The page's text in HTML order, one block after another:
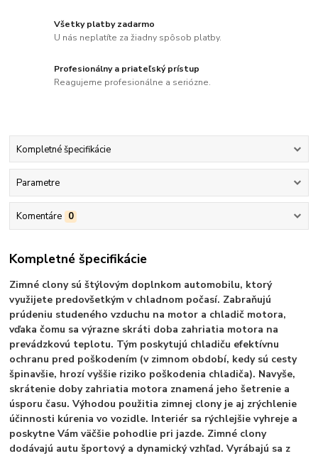
Všetky platby zadarmo
U nás neplatíte za žiadny spôsob platby.
Profesionálny a priateľský prístup
Reagujeme profesionálne a seriózne.
Kompletné špecifikácie
Parametre
Komentáre 0
Kompletné špecifikácie
Zimné clony sú štýlovým doplnkom automobilu, ktorý
využijete predovšetkým v chladnom počasí. Zabraňujú
prúdeniu studeného vzduchu na motor a chladič motora,
vďaka čomu sa výrazne skráti doba zahriatia motora na
prevádzkovú teplotu. Tým poskytujú chladiču efektívnu
ochranu pred poškodením (v zimnom období, kedy sú cesty
špinavšie, hrozí vyššie riziko poškodenia chladiča). Navyše,
skrátenie doby zahriatia motora znamená jeho šetrenie a
úsporu času. Výhodou použitia zimnej clony je aj zrýchlenie
účinnosti kúrenia vo vozidle. Interiér sa rýchlejšie vyhreje a
poskytne Vám väčšie pohodlie pri jazde. Zimné clony
dodávajú autu športový a dynamický vzhľad. Vyrábajú sa z